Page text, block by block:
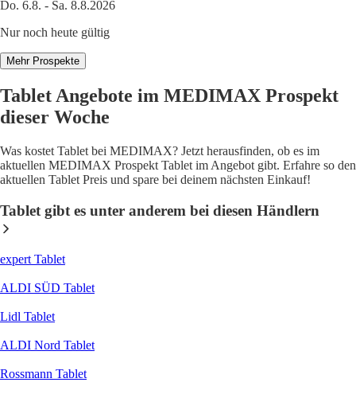
Do. 6.8. - Sa. 8.8.2026
Nur noch heute gültig
Mehr Prospekte
Tablet Angebote im MEDIMAX Prospekt
dieser Woche
Was kostet Tablet bei MEDIMAX? Jetzt herausfinden, ob es im
aktuellen MEDIMAX Prospekt Tablet im Angebot gibt. Erfahre so den
aktuellen Tablet Preis und spare bei deinem nächsten Einkauf!
Tablet gibt es unter anderem bei diesen Händlern
expert Tablet
ALDI SÜD Tablet
Lidl Tablet
ALDI Nord Tablet
Rossmann Tablet